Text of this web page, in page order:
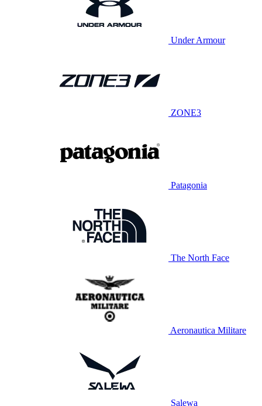
Under Armour
ZONE3
Patagonia
The North Face
Aeronautica Militare
Salewa